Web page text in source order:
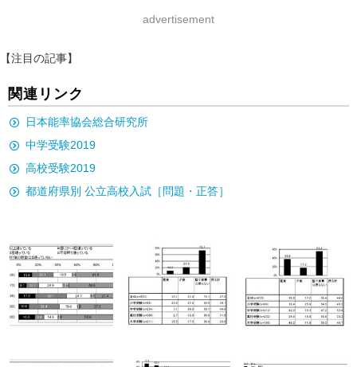
advertisement
【注目の記事】
関連リンク
日本能率協会総合研究所
中学受験2019
高校受験2019
都道府県別 公立高校入試［問題・正答］